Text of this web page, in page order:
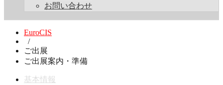
お問い合わせ
EuroCIS
/
ご出展
ご出展案内・準備
基本情報